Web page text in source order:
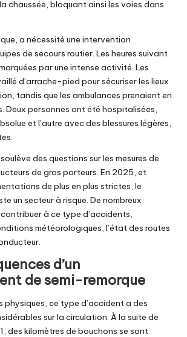
chaussée, bloquant ainsi les voies dans
a nécessité une intervention
de secours routier. Les heures suivant
par une intense activité. Les
d’arrache-pied pour sécuriser les lieux
tandis que les ambulances prenaient en
Deux personnes ont été hospitalisées,
et l’autre avec des blessures légères,
des questions sur les mesures de
de gros porteurs. En 2025, et
de plus en plus strictes, le
un secteur à risque. De nombreux
à ce type d’accidents,
météorologiques, l’état des routes
d’un
de semi-remorque
physiques, ce type d’accident a des
sur la circulation. À la suite de
des kilomètres de bouchons se sont